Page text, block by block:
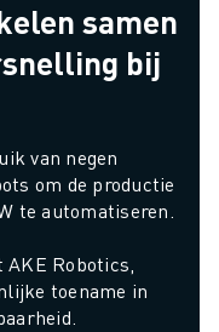
samen
bij
van negen
om de productie
te automatiseren.
Robotics,
toename in